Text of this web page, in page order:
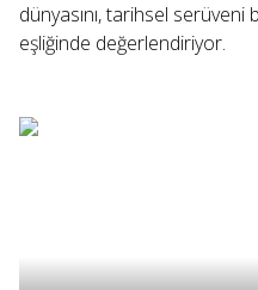
dünyasını, tarihsel
eşliğinde değerlendiriyor.